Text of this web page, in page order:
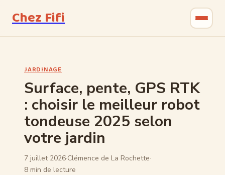
Chez Fifi
Bricolage
Jardinage
Maison & Déco
JARDINAGE
Surface, pente, GPS RTK
: choisir le meilleur robot
tondeuse 2025 selon
votre jardin
7 juillet 2026·Clémence de La Rochette·
8 min de lecture